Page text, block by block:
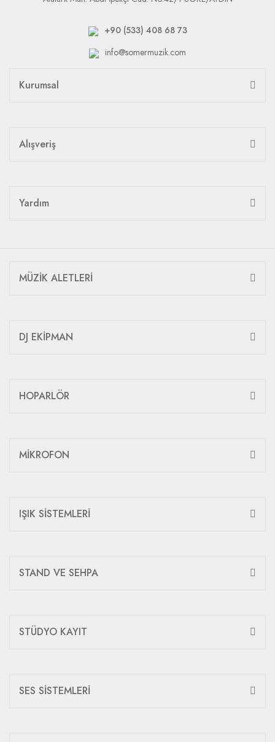
+90 (533) 408 68 73
info@somermuzik.com
Kurumsal
Alışveriş
Yardım
MÜZİK ALETLERİ
DJ EKİPMAN
HOPARLÖR
MİKROFON
IŞIK SİSTEMLERİ
STAND VE SEHPA
STÜDYO KAYIT
SES SİSTEMLERİ